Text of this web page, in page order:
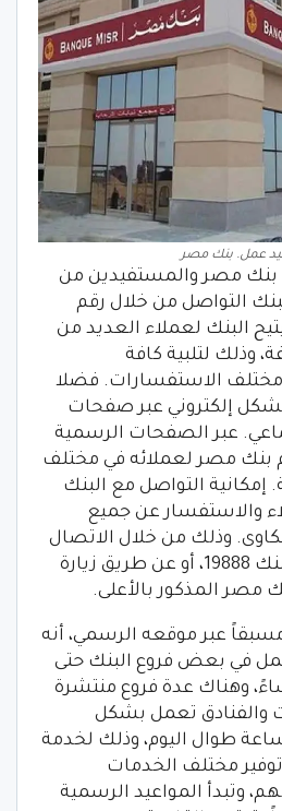
عمل. بنك مصر
بنك مصر والمستفيدين من
التواصل من خلال رقم
البنك لعملاء العديد من
وذلك لتلبية كافة
مختلف الاستفسارات. فضلا
إلكتروني عبر صفحات
عبر الصفحات الرسمية
بنك مصر لعملائه في مختلف
التواصل مع البنك
والاستفسار عن جميع
وذلك من خلال الاتصال
على الخط الساخن للبنك 19888، أو عن طريق زيارة
مصر المذكور بالأعلى.
عبر موقعه الرسمي، أنه
في بعض فروع البنك حتى
وهناك عدة فروع منتشرة
والفنادق تعمل بشكل
على مدار 24 ساعة طوال اليوم، وذلك لخدمة
مختلف الخدمات
وتبدأ المواعيد الرسمية